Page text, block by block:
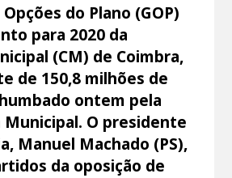
do Plano (GOP)
para 2020 da
(CM) de Coimbra,
de 150,8 milhões de
ontem pela
Municipal. O presidente
Manuel Machado (PS),
da oposição de